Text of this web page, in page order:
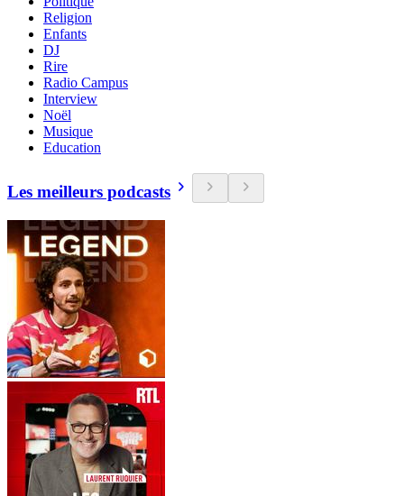
Religion
Enfants
DJ
Rire
Radio Campus
Interview
Noël
Musique
Education
Les meilleurs podcasts